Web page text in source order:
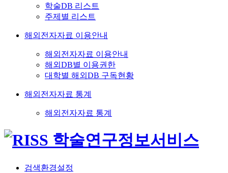
학술DB 리스트
주제별 리스트
해외전자자료 이용안내
해외전자자료 이용안내
해외DB별 이용권한
대학별 해외DB 구독현황
해외전자자료 통계
해외전자자료 통계
검색환경설정